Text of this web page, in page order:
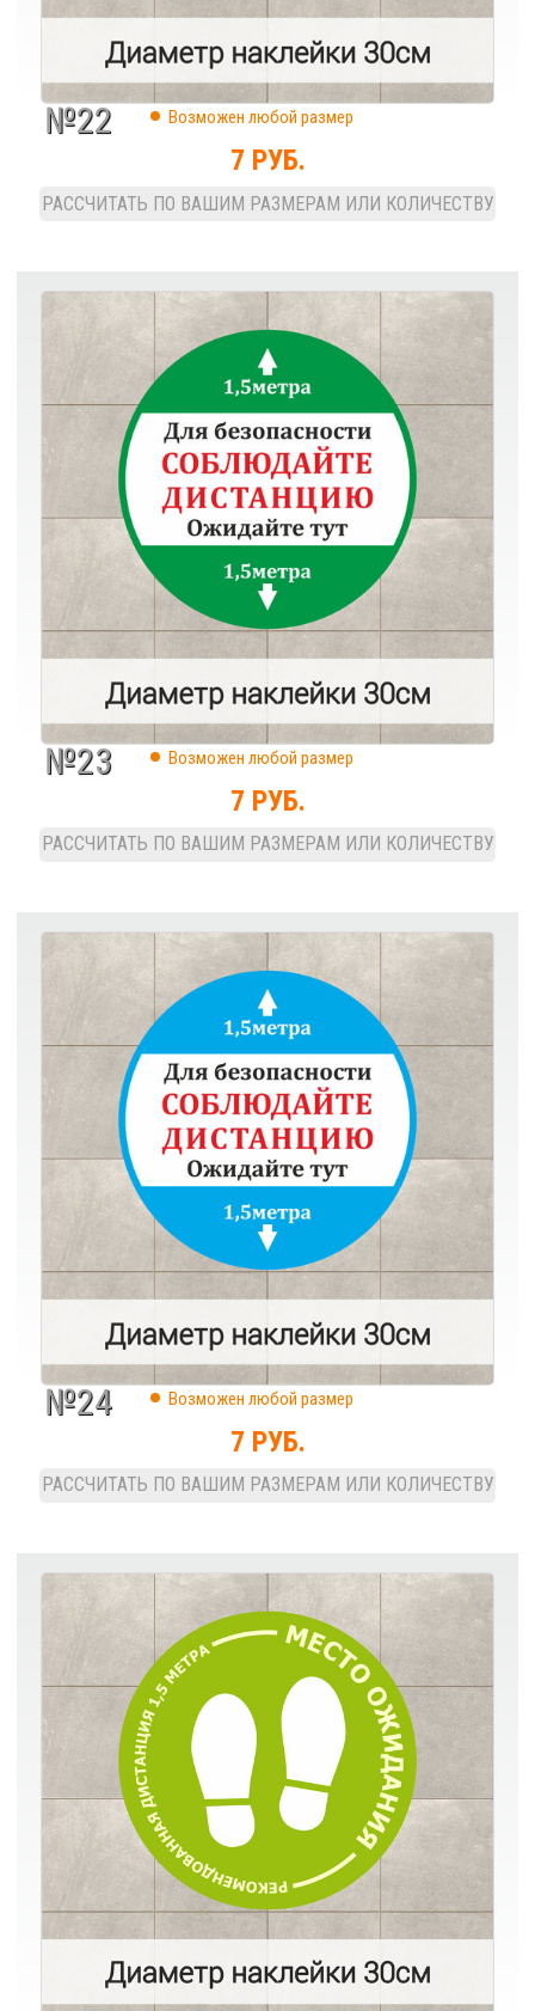
№22 Возможен любой размер
7 РУБ.
РАССЧИТАТЬ ПО ВАШИМ РАЗМЕРАМ ИЛИ КОЛИЧЕСТВУ
№23 Возможен любой размер
7 РУБ.
РАССЧИТАТЬ ПО ВАШИМ РАЗМЕРАМ ИЛИ КОЛИЧЕСТВУ
№24 Возможен любой размер
7 РУБ.
РАССЧИТАТЬ ПО ВАШИМ РАЗМЕРАМ ИЛИ КОЛИЧЕСТВУ